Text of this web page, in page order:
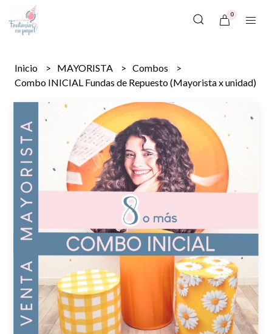
0
Inicio MAYORISTA
Combos
Combo INICIAL Fundas de Repuesto (Mayorista x unidad)